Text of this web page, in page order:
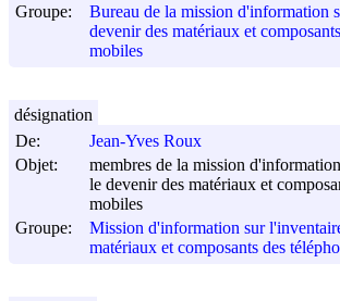
Groupe:
Bureau de la mission d'information
devenir des matériaux et
mobiles
De:
Jean-Yves Roux
Objet:
membres de la mission
le devenir des matériaux et
mobiles
Groupe:
Mission d'information sur
matériaux et composants des
désignation